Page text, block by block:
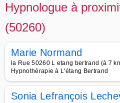
Hypnologue à
(50260)
Marie Normand
la Rue 50260 L etang bertrand (à 7
Hypnothérapie à L'étang Bertrand
Sonia Lefrançois